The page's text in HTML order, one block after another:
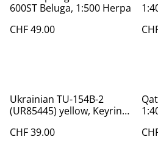
600ST Beluga, 1:500 Herpa
CHF 49.00
Ukrainian TU-154B-2
(UR85445) yellow, Keyring/
CHF 39.00